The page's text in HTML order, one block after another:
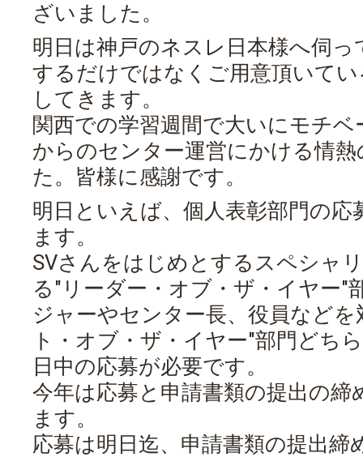
ざいました。
明日は神戸のネスレ日本様へ伺
するだけではなくご用意頂いて
してきます。
関西での学習週間で大いにモチ
からのセンター運営にかける情
た。皆様に感謝です。
明日といえば、個人表彰部門の
ます。
SVさんをはじめとするスペシャ
る"リーダー・オブ・ザ・イヤー"
ジャーやセンター長、役員など
ト・オブ・ザ・イヤー"部門どち
日中の応募が必要です。
今年は応募と申請書類の提出の
ます。
応募は明日迄、申請書類の提出締